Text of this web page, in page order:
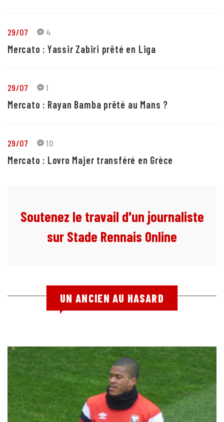
29/07 4
Mercato : Yassir Zabiri prêté en Liga
29/07 1
Mercato : Rayan Bamba prêté au Mans ?
29/07 10
Mercato : Lovro Majer transféré en Grèce
Soutenez le travail d'un journaliste
sur Stade Rennais Online
UN ANCIEN AU HASARD